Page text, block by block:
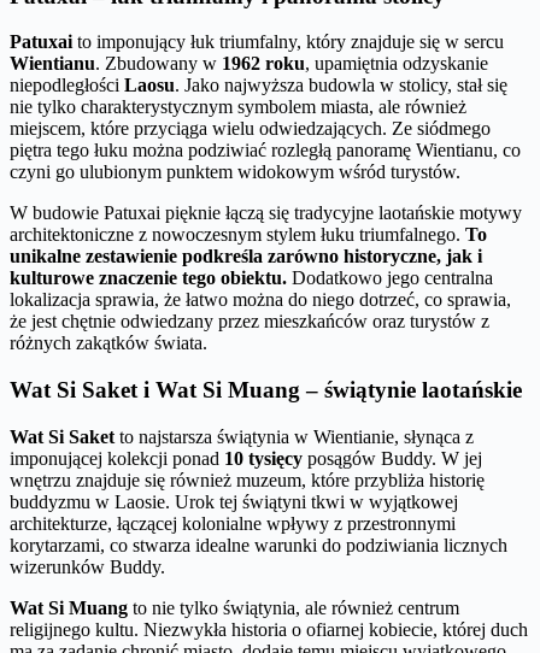
Patuxai to imponujący łuk triumfalny, który znajduje się w sercu
Wientianu. Zbudowany w 1962 roku, upamiętnia odzyskanie
niepodległości Laosu. Jako najwyższa budowla w stolicy, stał się
nie tylko charakterystycznym symbolem miasta, ale również
miejscem, które przyciąga wielu odwiedzających. Ze siódmego
piętra tego łuku można podziwiać rozległą panoramę Wientianu, co
czyni go ulubionym punktem widokowym wśród turystów.
W budowie Patuxai pięknie łączą się tradycyjne laotańskie motywy
architektoniczne z nowoczesnym stylem łuku triumfalnego. To
unikalne zestawienie podkreśla zarówno historyczne, jak i
kulturowe znaczenie tego obiektu. Dodatkowo jego centralna
lokalizacja sprawia, że łatwo można do niego dotrzeć, co sprawia,
że jest chętnie odwiedzany przez mieszkańców oraz turystów z
różnych zakątków świata.
Wat Si Saket i Wat Si Muang – świątynie laotańskie
Wat Si Saket to najstarsza świątynia w Wientianie, słynąca z
imponującej kolekcji ponad 10 tysięcy posągów Buddy. W jej
wnętrzu znajduje się również muzeum, które przybliża historię
buddyzmu w Laosie. Urok tej świątyni tkwi w wyjątkowej
architekturze, łączącej kolonialne wpływy z przestronnymi
korytarzami, co stwarza idealne warunki do podziwiania licznych
wizerunków Buddy.
Wat Si Muang to nie tylko świątynia, ale również centrum
religijnego kultu. Niezwykła historia o ofiarnej kobiecie, której duch